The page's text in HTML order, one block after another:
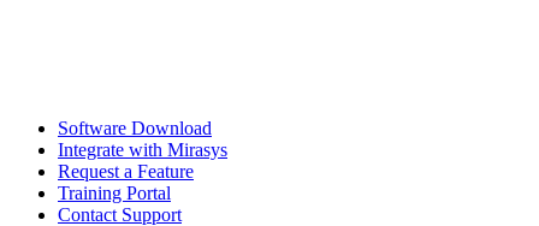
Software Download
Integrate with Mirasys
Request a Feature
Training Portal
Contact Support